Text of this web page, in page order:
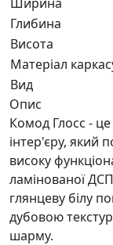
Глибина
Висота
Матеріал
Вид
Опис
Комод Глосс -
інтер'єру, який
високу
ламінованої
глянцеву білу
дубовою
шарму.